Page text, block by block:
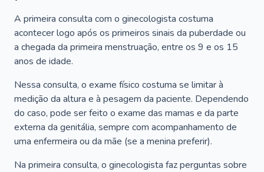
A primeira consulta com o ginecologista costuma
acontecer logo após os primeiros sinais da puberdade ou
a chegada da primeira menstruação, entre os 9 e os 15
anos de idade.
Nessa consulta, o exame físico costuma se limitar à
medição da altura e à pesagem da paciente. Dependendo
do caso, pode ser feito o exame das mamas e da parte
externa da genitália, sempre com acompanhamento de
uma enfermeira ou da mãe (se a menina preferir).
Na primeira consulta, o ginecologista faz perguntas sobre